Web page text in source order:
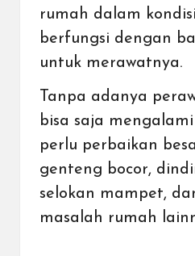
rumah dalam
berfungsi dengan
untuk merawatnya.
Tanpa adanya
bisa saja
perlu perbaikan
genteng bocor,
selokan mampet,
masalah rumah